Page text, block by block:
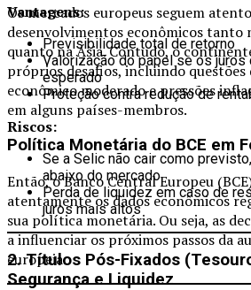
Os mercados europeus seguem
desenvolvimentos econômicos tanto
quanto na Ásia. Contudo, o
próprios desafios, incluindo
econômico moderado e pressões
em alguns países-membros.
Política Monetária do BCE em
Então, o Banco Central Europeu
atentamente os dados econômicos
sua política monetária. Ou seja, as
a influenciar os próximos passos da
europeia.
Vantagens:
Previsibilidade total de retorno
Valorização do papel se os juros
esperado
Proteção contra redução de
Riscos:
Se a Selic não cair como
abaixo do mercado
Perda de liquidez em caso de
juros mais altos
2. Títulos Pós-Fixados
Segurança e Liquidez